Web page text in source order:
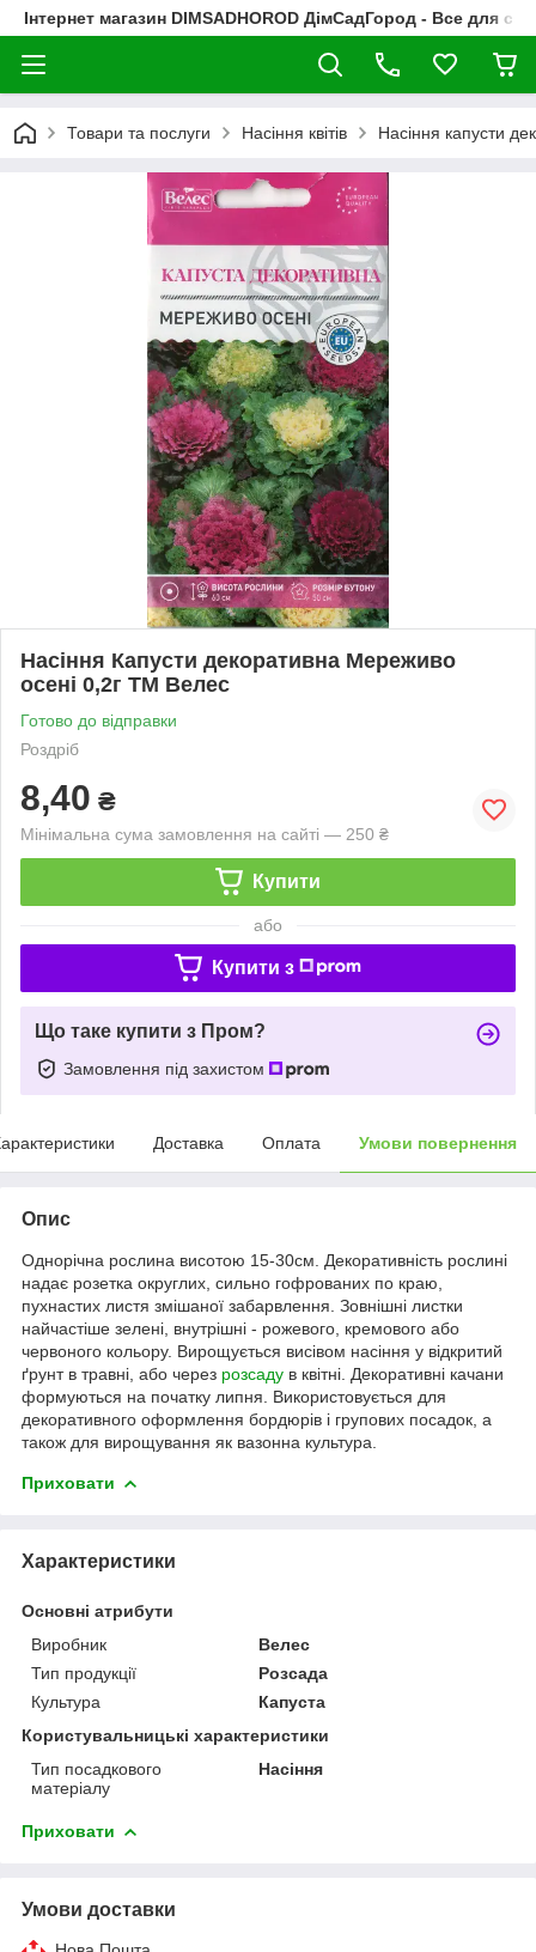
Інтернет магазин DIMSADHOROD ДімСадГород - Все для
Товари та послуги Насіння квітів Насіння капусти
Насіння Капусти декоративна Мереживо
осені 0,2г ТМ Велес
Готово до відправки
Роздріб
8,40 ₴
Мінімальна сума замовлення на сайті — 250 ₴
Купити
або
Купити з
Що таке купити з Пром?
Замовлення під захистом
Доставка Оплата Умови повернення
Опис
Однорічна рослина висотою 15-30см. Декоративність рослині
надає розетка округлих, сильно гофрованих по краю,
пухнастих листя змішаної забарвлення. Зовнішні листки
найчастіше зелені, внутрішні - рожевого, кремового або
червоного кольору. Вирощується висівом насіння у відкритий
ґрунт в травні, або через розсаду в квітні. Декоративні качани
формуються на початку липня. Використовується для
декоративного оформлення бордюрів і групових посадок, а
також для вирощування як вазонна культура.
Приховати
Характеристики
Основні атрибути
Виробник
Велес
Тип продукції
Розсада
Культура
Капуста
Користувальницькі характеристики
Тип посадкового
матеріалу
Насіння
Приховати
Умови доставки